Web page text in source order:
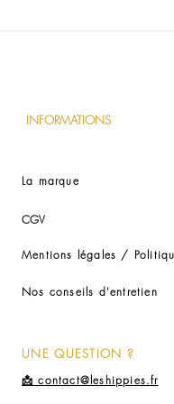
INFORMATIONS
La marque
CGV
Mentions légales /
Nos conseils d'entretien
UNE QUESTION ?
📩 contact@leshippies.fr